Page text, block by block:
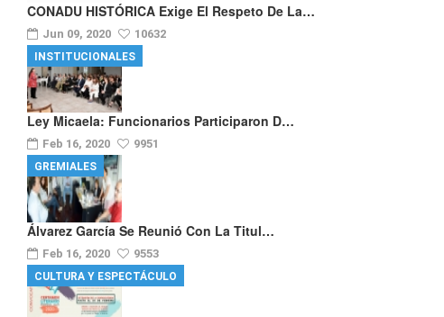
CONADU HISTÓRICA Exige El Respeto De La…
Jun 09, 2020 10632
Ley Micaela: Funcionarios Participaron D…
Feb 16, 2020 9951
INSTITUCIONALES
Álvarez García Se Reunió Con La Titul…
Feb 16, 2020 9553
GREMIALES
CULTURA Y ESPECTÁCULO